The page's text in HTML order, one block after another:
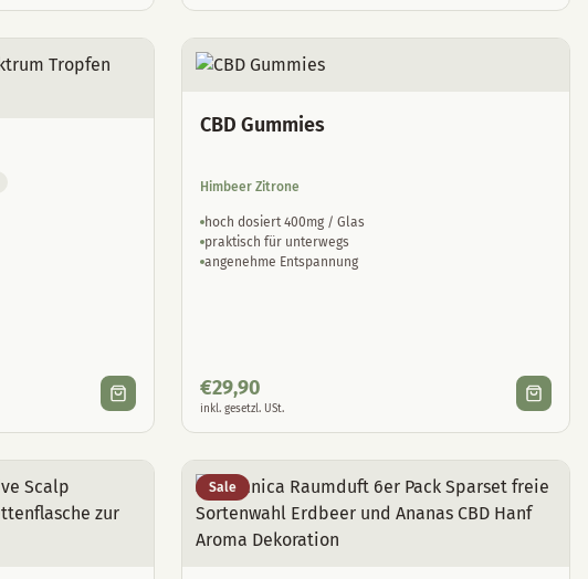
CBD Gummies
Himbeer Zitrone
hoch dosiert 400mg / Glas
praktisch für unterwegs
angenehme Entspannung
€29,90
inkl. gesetzl. USt.
Sale